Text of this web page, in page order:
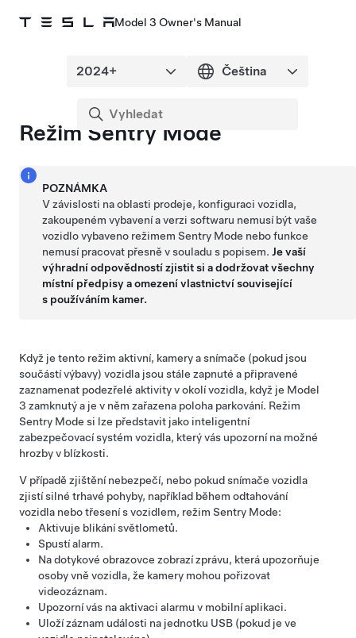
Model 3 Owner's Manual
Režim Sentry Mode
POZNÁMKA
V závislosti na oblasti prodeje, konfiguraci vozidla,
zakoupeném vybavení a verzi softwaru nemusí být vaše
vozidlo vybaveno režimem Sentry Mode nebo funkce
nemusí pracovat přesně v souladu s popisem. Je vaší
výhradní odpovědností zjistit si a dodržovat všechny
místní předpisy a omezení vlastnictví související
s používáním kamer.
Když je tento režim aktivní, kamerya snímače (pokud jsou
součástí výbavy) vozidla jsou stále zapnuté a připravené
zaznamenat podezřelé aktivity v okolí vozidla, když je Model
3 zamknutý a je v něm zařazena poloha parkování. Režim
Sentry Mode si lze představit jako inteligentní
zabezpečovací systém vozidla, který vás upozorní na možné
hrozby v blízkosti.
V případě zjištění nebezpečí, nebo pokud snímače vozidla
zjistí silné trhavé pohyby, například během odtahování
vozidla nebo třesení s vozidlem, režim Sentry Mode:
Aktivuje blikání světlometů.
Spustí alarm.
Na dotykové obrazovce zobrazí zprávu, která upozorňuje
osoby vně vozidla, že kamery mohou pořizovat
videozáznam.
Upozorní vás na aktivaci alarmu v mobilní aplikaci.
Uloží záznam události na jednotku USB (pokud je ve